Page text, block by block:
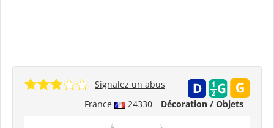
France 24330 Décoration / Objets
Signalez un abus